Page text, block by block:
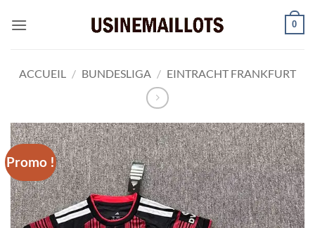
0
ACCUEIL / BUNDESLIGA / EINTRACHT FRANKFURT
Promo !